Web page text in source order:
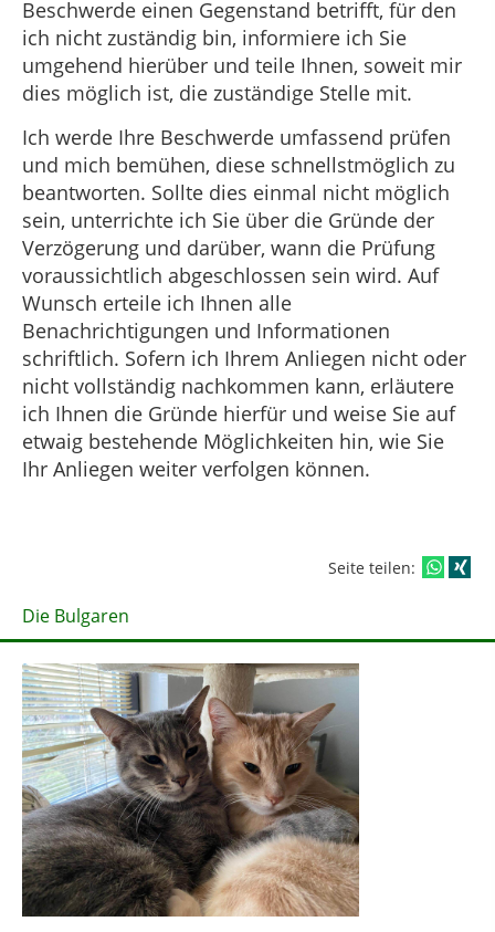
Beschwerde einen Gegenstand betrifft, für den
ich nicht zuständig bin, informiere ich Sie
umgehend hierüber und teile Ihnen, soweit mir
dies möglich ist, die zuständige Stelle mit.
Ich werde Ihre Beschwerde umfassend prüfen
und mich bemühen, diese schnellstmöglich zu
beantworten. Sollte dies einmal nicht möglich
sein, unterrichte ich Sie über die Gründe der
Verzögerung und darüber, wann die Prüfung
voraussichtlich abgeschlossen sein wird. Auf
Wunsch erteile ich Ihnen alle
Benachrichtigungen und Informationen
schriftlich. Sofern ich Ihrem Anliegen nicht oder
nicht vollständig nachkommen kann, erläutere
ich Ihnen die Gründe hierfür und weise Sie auf
etwaig bestehende Möglichkeiten hin, wie Sie
Ihr Anliegen weiter verfolgen können.
Seite teilen:
Die Bulgaren